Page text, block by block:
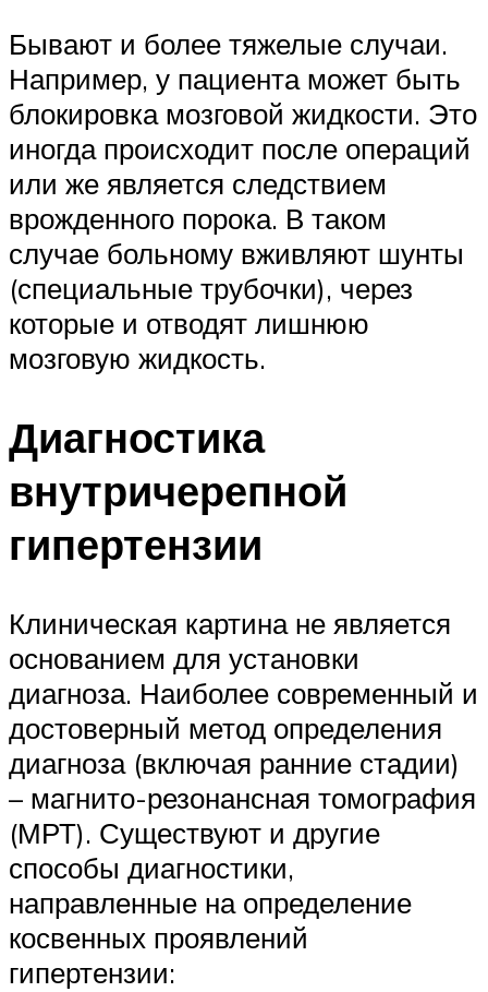
Бывают и более тяжелые случаи.
Например, у пациента может быть
блокировка мозговой жидкости. Это
иногда происходит после операций
или же является следствием
врожденного порока. В таком
случае больному вживляют шунты
(специальные трубочки), через
которые и отводят лишнюю
мозговую жидкость.
Диагностика
внутричерепной
гипертензии
Клиническая картина не является
основанием для установки
диагноза. Наиболее современный и
достоверный метод определения
диагноза (включая ранние стадии)
– магнито-резонансная томография
(МРТ). Существуют и другие
способы диагностики,
направленные на определение
косвенных проявлений
гипертензии: